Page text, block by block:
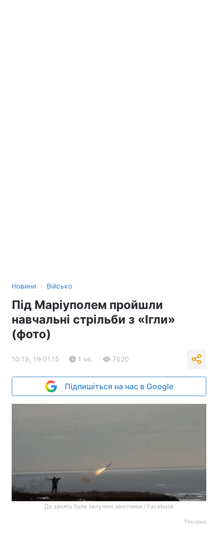
Новини › Військо
Під Маріуполем пройшли
навчальні стрільби з «Ігли»
(фото)
10:19, 19.01.15 1 хв. 7620
Підпишіться на нас в Google
До занять були залучені зенітники / Facebook
Реклама